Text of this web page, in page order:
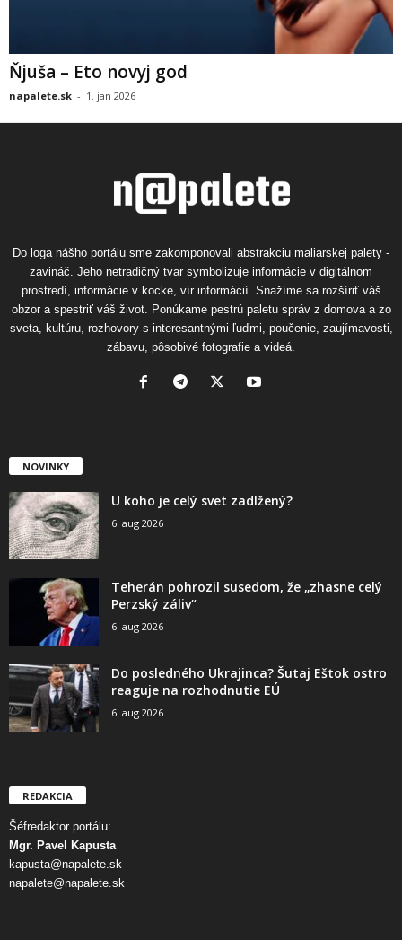
Ňjuša – Eto novyj god
napalete.sk - 1. jan 2026
Do loga nášho portálu sme zakomponovali abstrakciu maliarskej palety -
zavináč. Jeho netradičný tvar symbolizuje informácie v digitálnom
prostredí, informácie v kocke, vír informácií. Snažíme sa rozšíriť váš
obzor a spestriť váš život. Ponúkame pestrú paletu správ z domova a zo
sveta, kultúru, rozhovory s interesantnými ľuďmi, poučenie, zaujímavosti,
zábavu, pôsobivé fotografie a videá.
NOVINKY
U koho je celý svet zadlžený?
6. aug 2026
Teherán pohrozil susedom, že „zhasne celý
Perzský záliv“
6. aug 2026
Do posledného Ukrajinca? Šutaj Eštok ostro
reaguje na rozhodnutie EÚ
6. aug 2026
REDAKCIA
Šéfredaktor portálu:
Mgr. Pavel Kapusta
kapusta@napalete.sk
napalete@napalete.sk